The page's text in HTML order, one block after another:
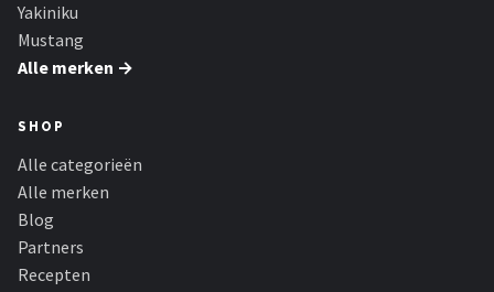
Yakiniku
Mustang
Alle merken →
SHOP
Alle categorieën
Alle merken
Blog
Partners
Recepten